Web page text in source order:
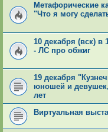
Метафорические
"Что я могу
10 декабря (вск) в
- ЛС про обжиг
19 декабря
юношей и
лет
Виртуальная